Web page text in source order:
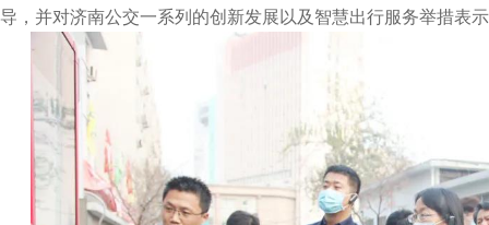
导，并对济南公交一系列的创新发展以及智慧出行服务举措表